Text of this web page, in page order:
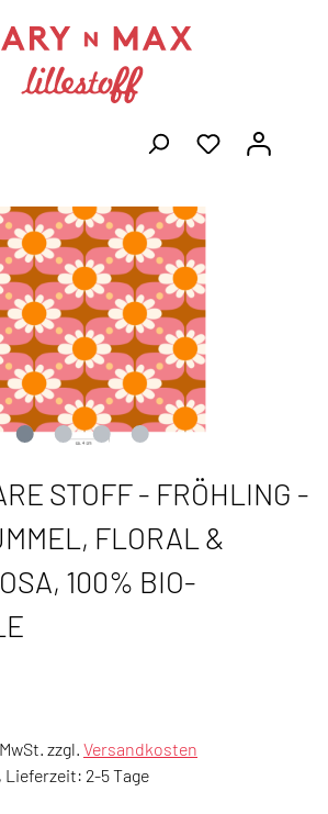
STOFF - FRÖHLING -
FLORAL &
100% BIO-
zzgl. Versandkosten
2-5 Tage